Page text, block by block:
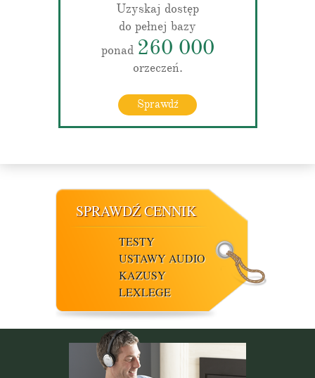
Uzyskaj dostęp
do pełnej bazy
ponad 260 000
orzeczeń.
Sprawdź
SPRAWDŹ CENNIK
TESTY
USTAWY AUDIO
KAZUSY
LEXLEGE